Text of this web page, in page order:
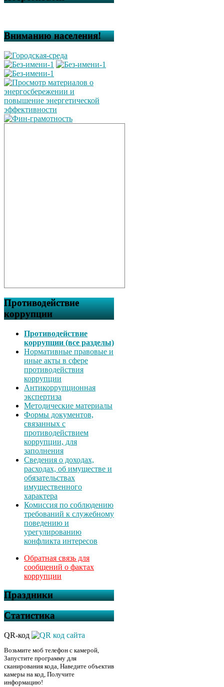
Вниманию населения!
Противодействие
коррупции
Противодействие
коррупции (все разделы)
Нормативные правовые и
иные акты в сфере
противодействия
коррупции
Антикоррупционная
экспертиза
Методические материалы
Формы документов,
связанных с
противодействием
коррупции, для
заполнения
Сведения о доходах,
расходах, об имуществе и
обязательствах
имущественного
характера
Комиссия по соблюдению
требований к служебному
поведению и
урегулированию
конфликта интересов
Обратная связь для
сообщений о фактах
коррупции
Праздники
Статистика
QR-код
Возьмите моб телефон с камерой,
Запустите программу для
сканирования кода, Наведите объектив
камеры на код, Получите
информацию!